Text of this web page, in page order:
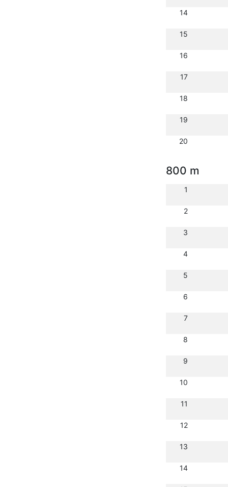
14
15
16
17
18
19
20
800 m
1
2
3
4
5
6
7
8
9
10
11
12
13
14